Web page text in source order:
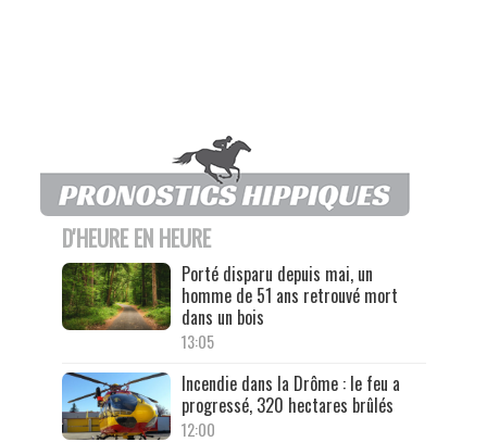
D'HEURE EN HEURE
Porté disparu depuis mai, un
homme de 51 ans retrouvé mort
dans un bois
13:05
Incendie dans la Drôme : le feu a
progressé, 320 hectares brûlés
12:00